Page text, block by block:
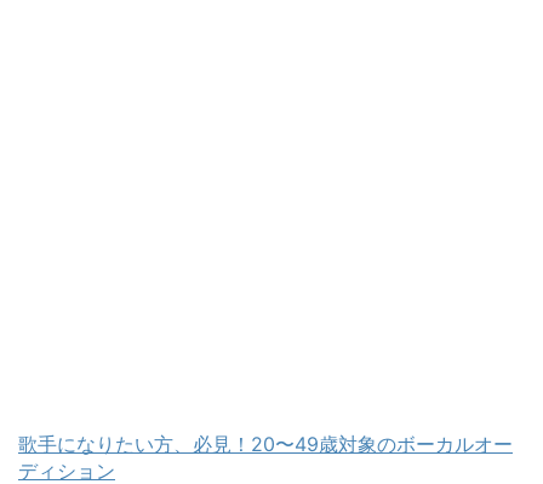
歌手になりたい方、必見！20〜49歳対象のボーカルオー
ディション